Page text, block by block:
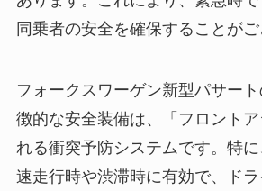
同乗者の安全を確保することが
フォークスワーゲン新型パサー
徴的な安全装備は、「フロント
れる衝突予防システムです。特
速走行時や渋滞時に有効で、ド